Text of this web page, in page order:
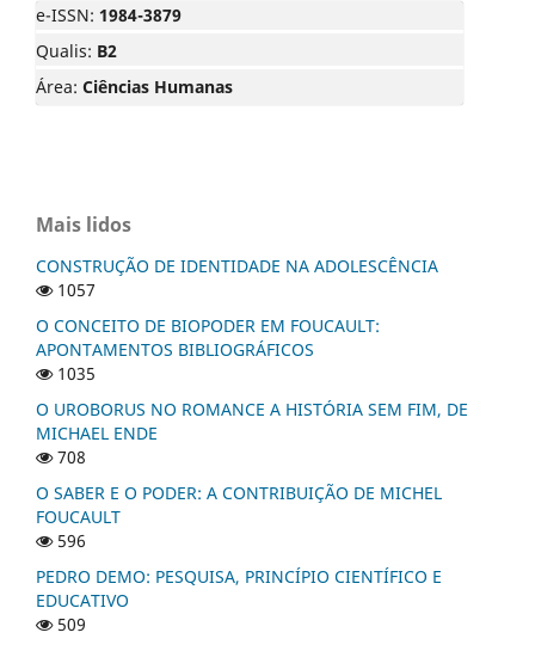
e-ISSN: 1984-3879
Qualis: B2
Área: Ciências Humanas
Mais lidos
CONSTRUÇÃO DE IDENTIDADE NA ADOLESCÊNCIA
1057
O CONCEITO DE BIOPODER EM FOUCAULT:
APONTAMENTOS BIBLIOGRÁFICOS
1035
O UROBORUS NO ROMANCE A HISTÓRIA SEM FIM, DE
MICHAEL ENDE
708
O SABER E O PODER: A CONTRIBUIÇÃO DE MICHEL
FOUCAULT
596
PEDRO DEMO: PESQUISA, PRINCÍPIO CIENTÍFICO E
EDUCATIVO
509